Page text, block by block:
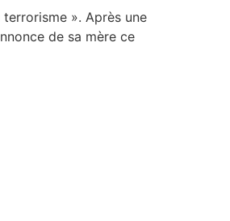
». Après une
de sa mère ce